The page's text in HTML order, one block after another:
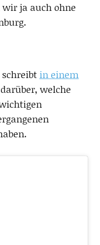
ja auch ohne
schreibt in einem
darüber, welche